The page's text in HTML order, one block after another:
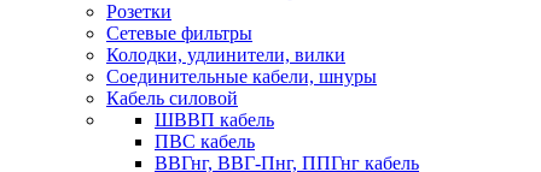
Розетки
Сетевые фильтры
Колодки, удлинители, вилки
Соединительные кабели, шнуры
Кабель силовой
ШВВП кабель
ПВС кабель
ВВГнг, ВВГ-Пнг, ППГнг кабель